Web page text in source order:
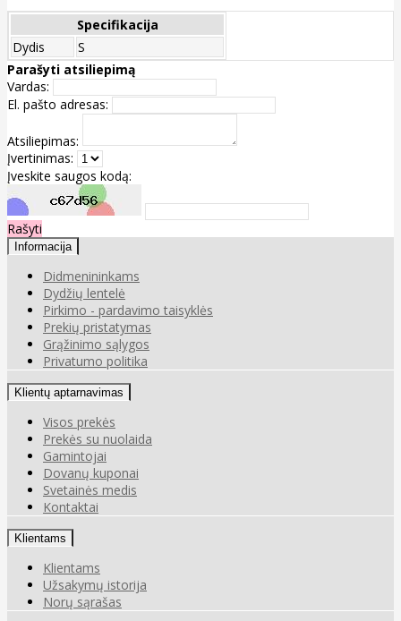
Specifikacija
Dydis
S
Parašyti atsiliepimą
Vardas:
El. pašto adresas:
Atsiliepimas:
Įvertinimas:
Įveskite saugos kodą:
Rašyti
Informacija
Didmenininkams
Dydžių lentelė
Pirkimo - pardavimo taisyklės
Prekių pristatymas
Grąžinimo sąlygos
Privatumo politika
Klientų aptarnavimas
Visos prekės
Prekės su nuolaida
Gamintojai
Dovanų kuponai
Svetainės medis
Kontaktai
Klientams
Klientams
Užsakymų istorija
Norų sąrašas